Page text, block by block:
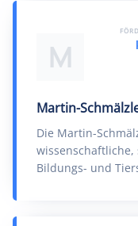
M
Martin-
Die Martin-
Bildungs- und